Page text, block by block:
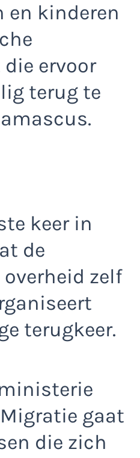
en kinderen
ervoor
terug te
keer in
de
zelf
terugkeer.
gaat
die zich